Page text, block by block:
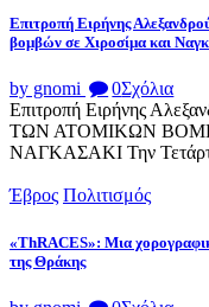
Επιτροπή Ειρήνης
βομβών σε Χιροσίμα και
by gnomi 0Σχόλια
Επιτροπή Ειρήνης
ΤΩΝ ΑΤΟΜΙΚΩΝ
ΝΑΓΚΑΣΑΚΙ Την
Έβρος Πολιτισμός
«ThRACES»: Μια
της Θράκης